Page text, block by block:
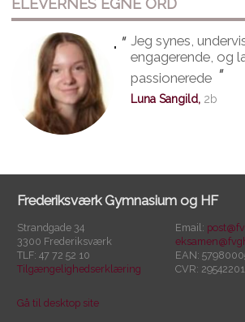
ELEVERNES EGNE ORD
" " Jeg synes,
engagerende, og
passionerede "
Luna Sangild, 2b
Frederiksværk Gymnasium og HF
Strandgade 34
3300 Frederiksværk
TLF: 47 72 52 10
Tilgængelighedserklæring
Email:
EAN:
CVR: 29542201
Gå til desktop site